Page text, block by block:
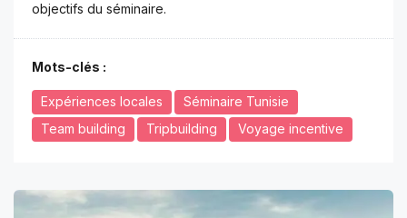
objectifs du séminaire.
Mots-clés :
Expériences locales
Séminaire Tunisie
Team building
Tripbuilding Voyage incentive